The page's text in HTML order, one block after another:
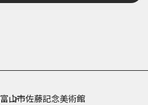
富山市佐藤記念美術館